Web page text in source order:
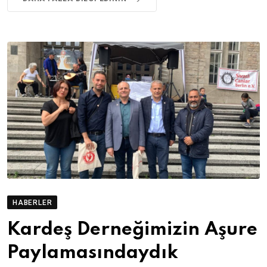
HABERLER
Kardeş Derneğimizin Aşure
Paylamasındaydık